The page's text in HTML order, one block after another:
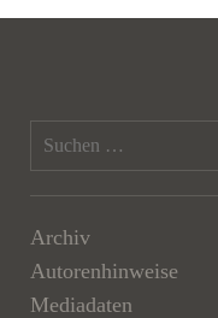
Archiv
Autorenhinweise
Mediadaten